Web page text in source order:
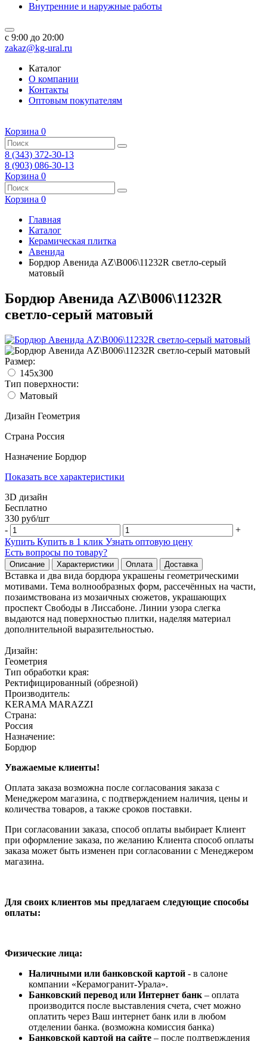
Внутренние и наружные работы
c 9:00 до 20:00
zakaz@kg-ural.ru
Каталог
О компании
Контакты
Оптовым покупателям
Корзина 0
8 (343) 372-30-13
8 (903) 086-30-13
Корзина 0
Корзина 0
Главная
Каталог
Керамическая плитка
Авенида
Бордюр Авенида AZ\B006\11232R светло-серый
матовый
Бордюр Авенида AZ\B006\11232R
светло-серый матовый
Размер:
145x300
Тип поверхности:
Матовый
Дизайн Геометрия
Страна Россия
Назначение Бордюр
Показать все характеристики
3D дизайн
Бесплатно
330 руб/шт
-
+
Купить Купить в 1 клик Узнать оптовую цену
Есть вопросы по товару?
Описание Характеристики Оплата Доставка
Вставка и два вида бордюра украшены геометрическими
мотивами. Тема волнообразных форм, рассечённых на части,
позаимствована из мозаичных сюжетов, украшающих
проспект Свободы в Лиссабоне. Линии узора слегка
выдаются над поверхностью плитки, наделяя материал
дополнительной выразительностью.
Дизайн:
Геометрия
Тип обработки края:
Ректифицированный (обрезной)
Производитель:
KERAMA MARAZZI
Страна:
Россия
Назначение:
Бордюр
Уважаемые клиенты!
Оплата заказа возможна после согласования заказа с
Менеджером магазина, с подтверждением наличия, цены и
количества товаров, а также сроков поставки.
При согласовании заказа, способ оплаты выбирает Клиент
при оформление заказа, по желанию Клиента способ оплаты
заказа может быть изменен при согласовании с Менеджером
магазина.
Для своих клиентов мы предлагаем следующие способы
оплаты:
Физические лица:
Наличными или банковской картой - в салоне
компании «Керамогранит-Урала».
Банковский перевод или Интернет банк – оплата
производится после выставления счета, счет можно
оплатить через Ваш интернет банк или в любом
отделении банка. (возможна комиссия банка)
Банковской картой на сайте – после подтверждения